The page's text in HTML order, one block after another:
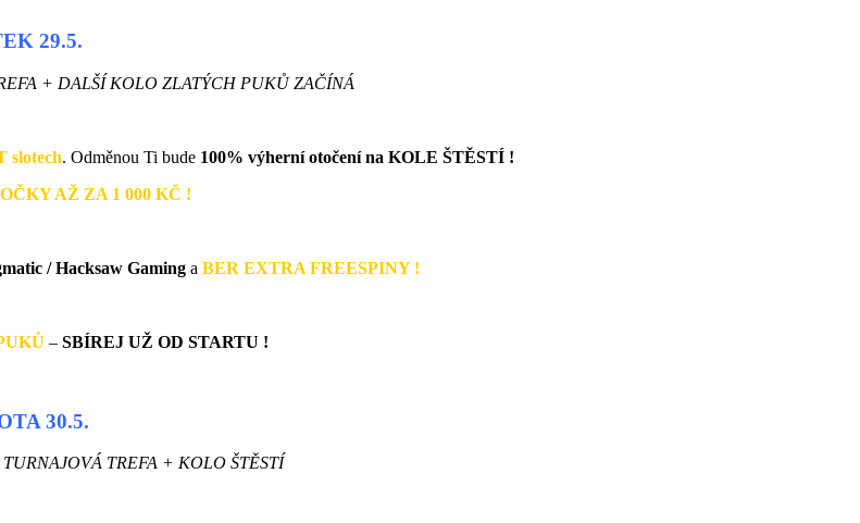
29.5.
+ DALŠÍ KOLO ZLATÝCH PUKŮ ZAČÍNÁ
slotech. Odměnou Ti bude 100% výherní otočení na KOLE ŠTĚSTÍ !
AŽ ZA 1 000 KČ !
/ Hacksaw Gaminga BER EXTRA FREESPINY !
– SBÍREJ UŽ OD STARTU !
30.5.
TREFA + KOLO ŠTĚSTÍ